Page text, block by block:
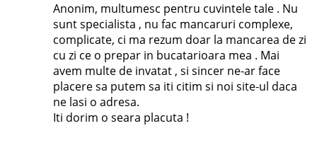
Anonim, multumesc pentru cuvintele tale . Nu
sunt specialista , nu fac mancaruri complexe,
complicate, ci ma rezum doar la mancarea de zi
cu zi ce o prepar in bucatarioara mea . Mai
avem multe de invatat , si sincer ne-ar face
placere sa putem sa iti citim si noi site-ul daca
ne lasi o adresa.
Iti dorim o seara placuta !